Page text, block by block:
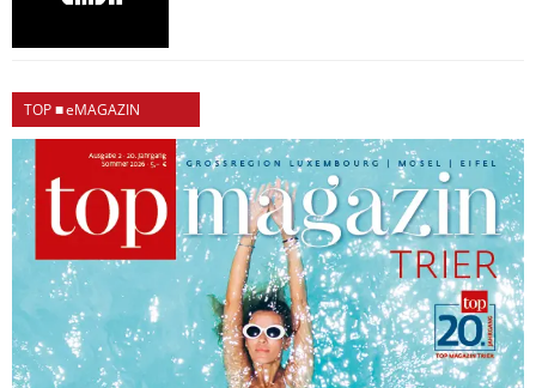
TOP ■ eMAGAZIN